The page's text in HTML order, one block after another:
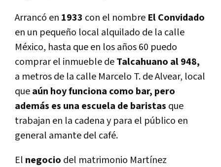
Arrancó en 1933 con el nombre El Convidado
en un pequeño local alquilado de la calle
México, hasta que en los años 60 puedo
comprar el inmueble deTalcahuano al 948,
a metros de la calle Marcelo T. de Alvear, local
queaún hoy funciona como bar, pero
además es una escuela de baristas que
trabajan en la cadena y para el público en
general amante del café.
El negocio del matrimonio Martínez